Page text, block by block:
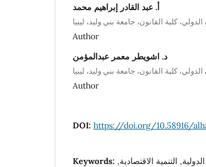
أ. عبد القادر إبراهيم محمد
Author
د. اشويطر معمر عبدالمؤمن
كلية القانون، جامعة بني وليد، ليبيا
Author
DOI: https://doi.org/10.58916/
Keywords: التنمية الاقتصادية,